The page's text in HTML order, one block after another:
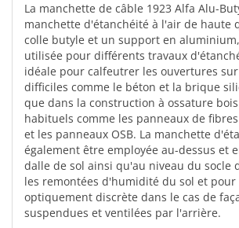
La manchette de câble 1923 Alfa Alu-
manchette d'étanchéité à l'air de haute
colle butyle et un support en
utilisée pour différents travaux
idéale pour calfeutrer les ouvertures
difficiles comme le béton et la brique
que dans la construction à ossature
habituels comme les panneaux de
et les panneaux OSB. La manchette
également être employée au-dessus et
dalle de sol ainsi qu'au niveau du socle
les remontées d'humidité du sol et
optiquement discrète dans le cas de
suspendues et ventilées par l'arrière.